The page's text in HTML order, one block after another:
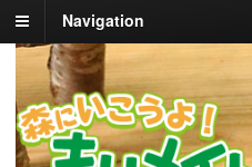
Navigation